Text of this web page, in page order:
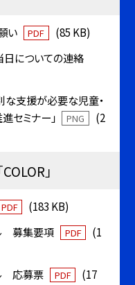
い PDF
(85 KB)
日についての連絡
支援が必要な児童・
セミナー」
PNG
(2
」
PDF
(183 KB)
募集要項
PDF
(1
応募票
PDF
(17